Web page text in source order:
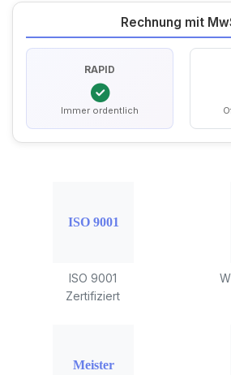
Rechnung mit
RAPID
Immer ordentlich
ISO 9001
Zertifiziert